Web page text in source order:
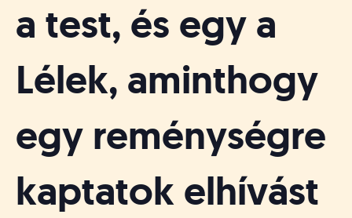
a test, és egy a
Lélek, aminthogy
egy reménységre
kaptatok elhívást